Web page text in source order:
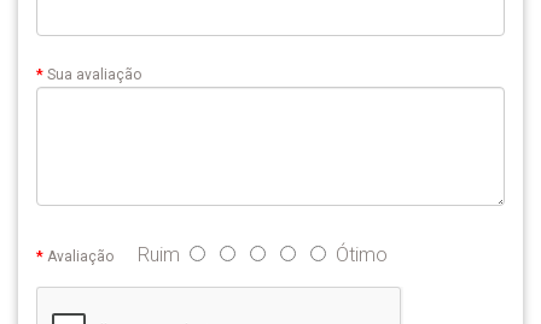
Sua avaliação
Avaliação Ruim Ótimo